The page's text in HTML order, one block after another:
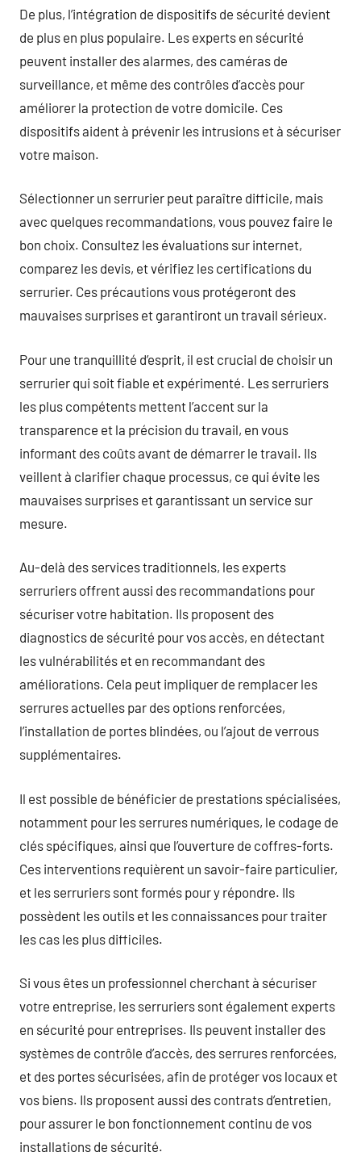
De plus, l’intégration de dispositifs de sécurité devient
de plus en plus populaire. Les experts en sécurité
peuvent installer des alarmes, des caméras de
surveillance, et même des contrôles d’accès pour
améliorer la protection de votre domicile. Ces
dispositifs aident à prévenir les intrusions et à sécuriser
votre maison.
Sélectionner un serrurier peut paraître difficile, mais
avec quelques recommandations, vous pouvez faire le
bon choix. Consultez les évaluations sur internet,
comparez les devis, et vérifiez les certifications du
serrurier. Ces précautions vous protégeront des
mauvaises surprises et garantiront un travail sérieux.
Pour une tranquillité d’esprit, il est crucial de choisir un
serrurier qui soit fiable et expérimenté. Les serruriers
les plus compétents mettent l’accent sur la
transparence et la précision du travail, en vous
informant des coûts avant de démarrer le travail. Ils
veillent à clarifier chaque processus, ce qui évite les
mauvaises surprises et garantissant un service sur
mesure.
Au-delà des services traditionnels, les experts
serruriers offrent aussi des recommandations pour
sécuriser votre habitation. Ils proposent des
diagnostics de sécurité pour vos accès, en détectant
les vulnérabilités et en recommandant des
améliorations. Cela peut impliquer de remplacer les
serrures actuelles par des options renforcées,
l’installation de portes blindées, ou l’ajout de verrous
supplémentaires.
Il est possible de bénéficier de prestations spécialisées,
notamment pour les serrures numériques, le codage de
clés spécifiques, ainsi que l’ouverture de coffres-forts.
Ces interventions requièrent un savoir-faire particulier,
et les serruriers sont formés pour y répondre. Ils
possèdent les outils et les connaissances pour traiter
les cas les plus difficiles.
Si vous êtes un professionnel cherchant à sécuriser
votre entreprise, les serruriers sont également experts
en sécurité pour entreprises. Ils peuvent installer des
systèmes de contrôle d’accès, des serrures renforcées,
et des portes sécurisées, afin de protéger vos locaux et
vos biens. Ils proposent aussi des contrats d’entretien,
pour assurer le bon fonctionnement continu de vos
installations de sécurité.